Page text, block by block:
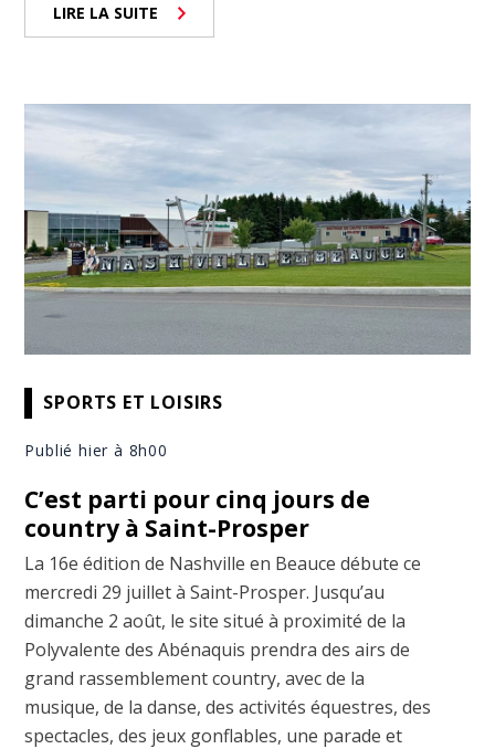
LIRE LA SUITE
SPORTS ET LOISIRS
Publié hier à 8h00
C’est parti pour cinq jours de
country à Saint-Prosper
La 16e édition de Nashville en Beauce débute ce
mercredi 29 juillet à Saint-Prosper. Jusqu’au
dimanche 2 août, le site situé à proximité de la
Polyvalente des Abénaquis prendra des airs de
grand rassemblement country, avec de la
musique, de la danse, des activités équestres, des
spectacles, des jeux gonflables, une parade et